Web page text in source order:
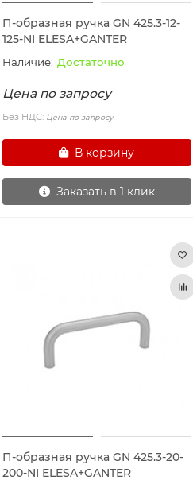
П-образная ручка GN 425.3-12-
125-NI ELESA+GANTER
Достаточно
Цена по запросу
Без НДС: Цена по запросу
В корзину
Заказать в 1 клик
П-образная ручка GN 425.3-20-
200-NI ELESA+GANTER